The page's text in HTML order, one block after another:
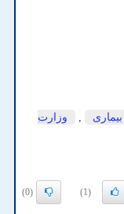
بیماری ,
وزارت
(1)
(0)